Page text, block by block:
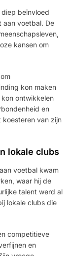
beïnvloed
aan voetbal. De
kansen om
kon maken
ontwikkelen
en
koesteren van zijn
lokale clubs
voetbal kwam
waar hij de
talent werd al
lokale clubs die
competitieve
en